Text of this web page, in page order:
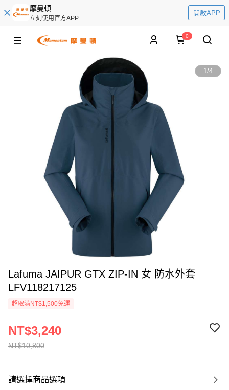
摩曼頓
立刻使用官方APP
開啟APP
0
1/4
Lafuma JAIPUR GTX ZIP-IN 女 防水外套
LFV118217125
超取滿NT$1,500免運
NT$10,800
NT$3,240
請選擇商品選項